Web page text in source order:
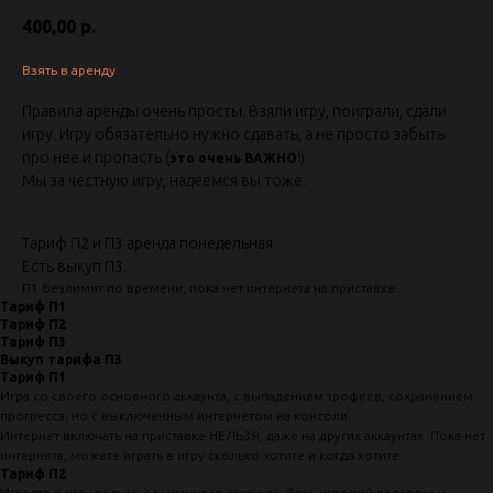
400,00 р.
Взять в аренду
Правила аренды очень просты. Взяли игру, поиграли, сдали
игру. Игру обязательно нужно сдавать, а не просто забыть
про нее и пропасть (это очень ВАЖНО!).
Мы за честную игру, надеемся вы тоже.
Тариф П2 и П3 аренда понедельная.
Есть выкуп П3.
П1 безлимит по времени, пока нет интернета на приставке.
Тариф П1
Тариф П2
Тариф П3
Выкуп тарифа П3
Тариф П1
Игра со своего основного аккаунта, с выпадением трофеев, сохранением
прогресса, но с выключенным интернетом на консоли.
Интернет включать на приставке НЕЛЬЗЯ, даже на других аккаунтах. Пока нет
интернета, можете играть в игру сколько хотите и когда хотите.
Тариф П2